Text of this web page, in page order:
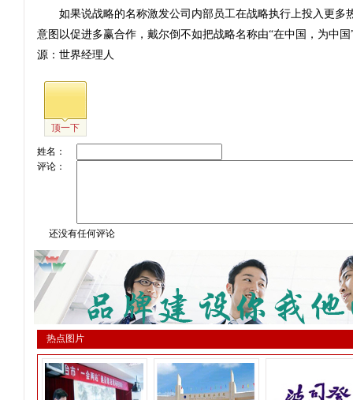
如果说战略的名称激发公司内部员工在战略执行上投入更多
意图以促进多赢合作，戴尔倒不如把战略名称由“在中国，为中国
源：世界经理人
顶一下
姓名：
评论：
还没有任何评论
热点图片